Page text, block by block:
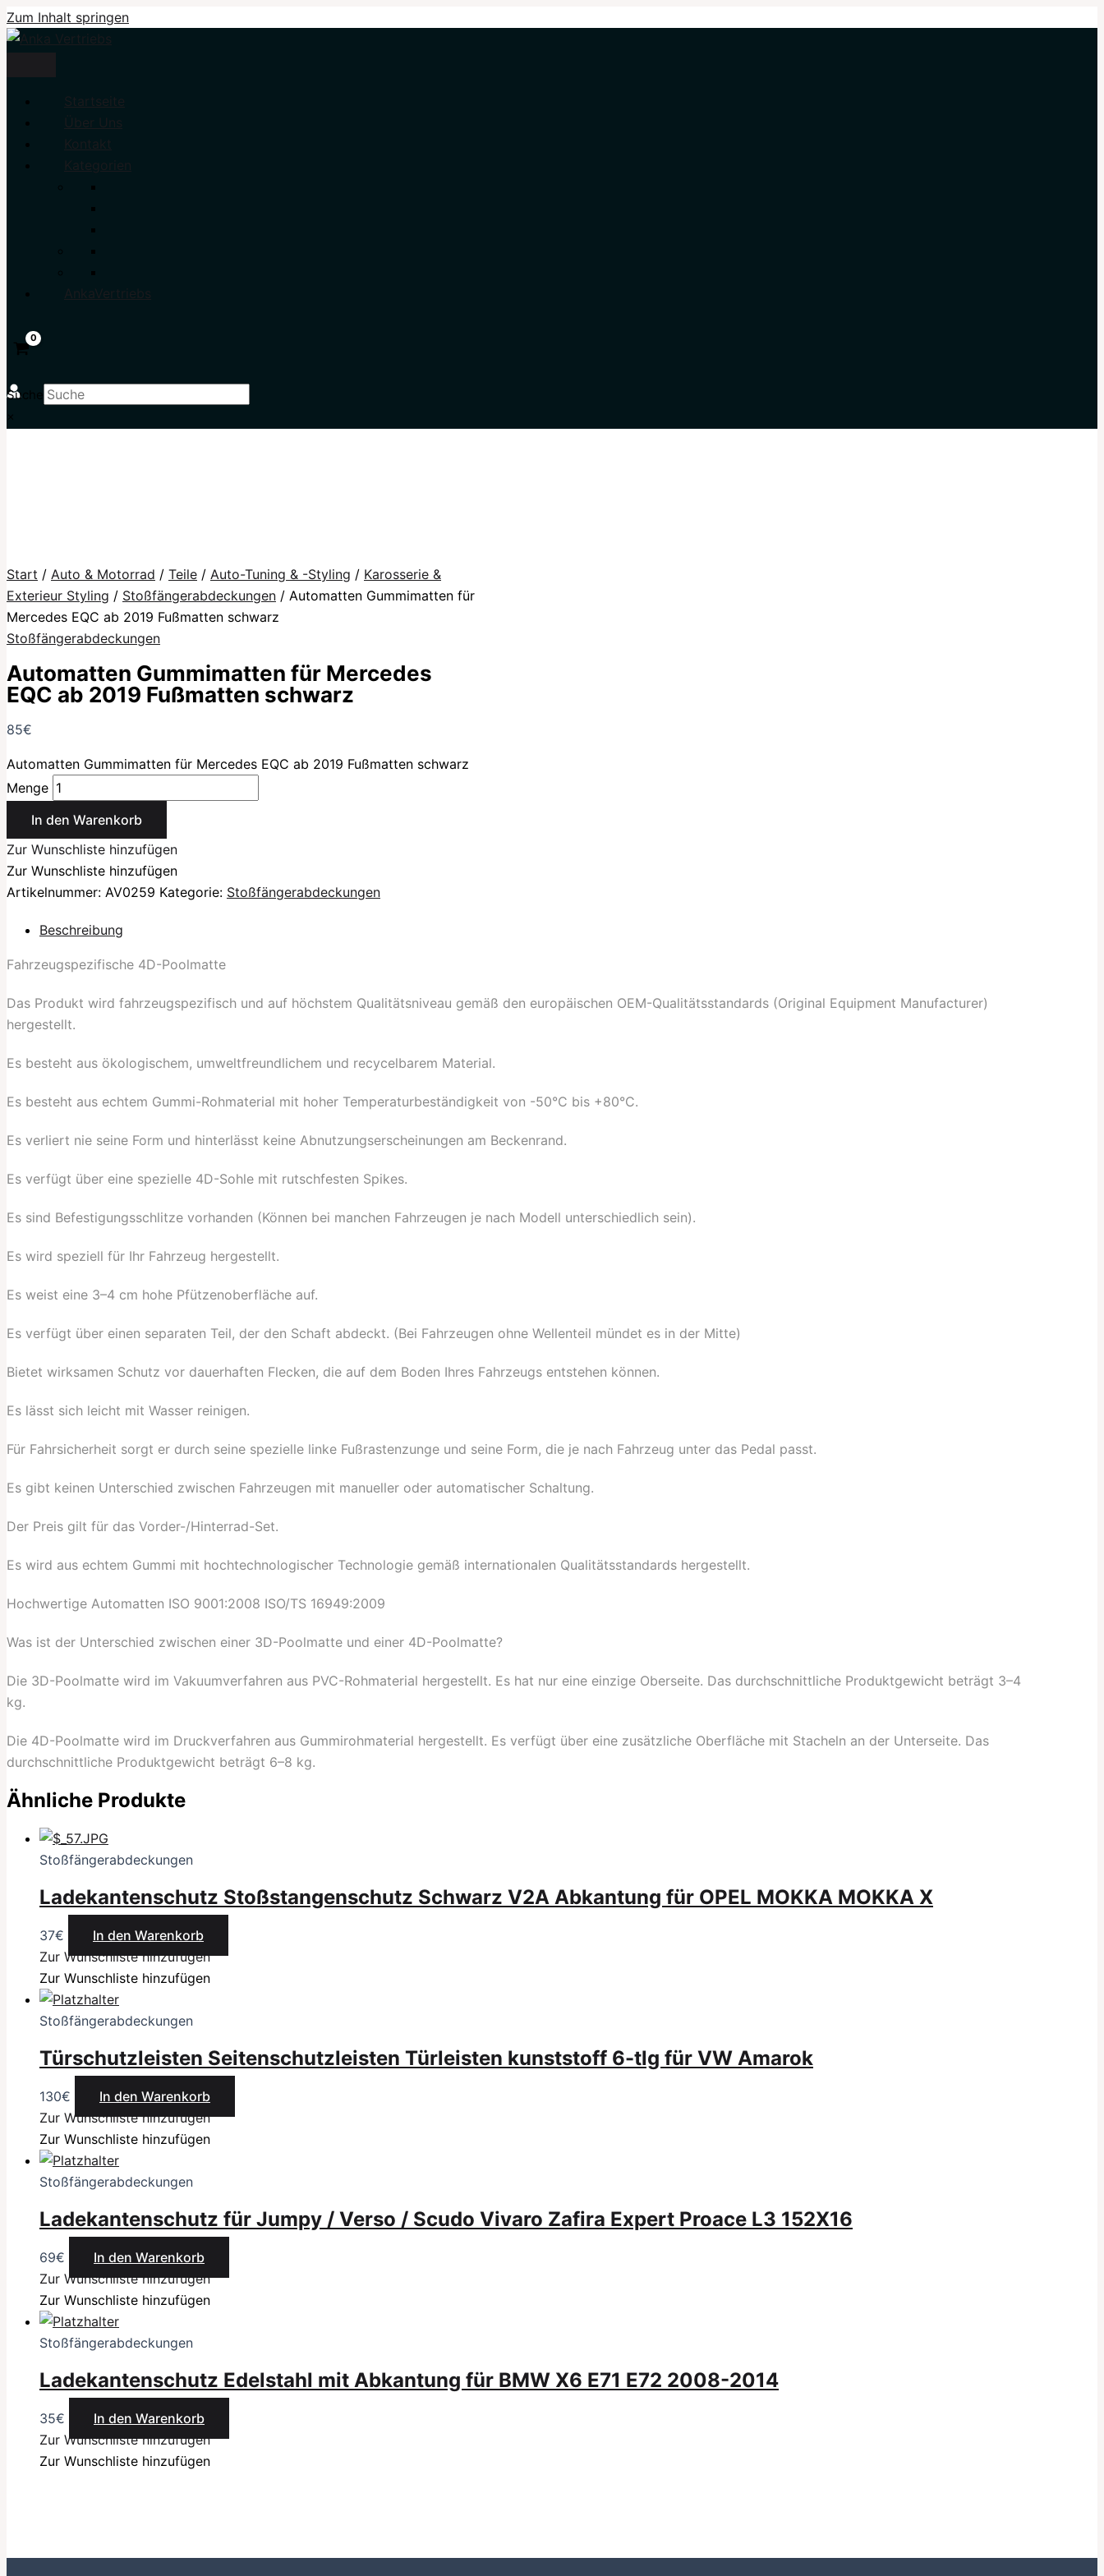
Zum Inhalt springen
Startseite
Über Uns
Kontakt
Kategorien
AnkaVertriebs
Suche
×
Start / Auto & Motorrad / Teile / Auto-Tuning & -Styling / Karosserie &
Exterieur Styling / Stoßfängerabdeckungen / Automatten Gummimatten für
Mercedes EQC ab 2019 Fußmatten schwarz
Stoßfängerabdeckungen
Automatten Gummimatten für Mercedes
EQC ab 2019 Fußmatten schwarz
85€
Automatten Gummimatten für Mercedes EQC ab 2019 Fußmatten schwarz
Menge
In den Warenkorb
Zur Wunschliste hinzufügen
Zur Wunschliste hinzufügen
Artikelnummer: AV0259 Kategorie: Stoßfängerabdeckungen
Beschreibung
Fahrzeugspezifische 4D-Poolmatte
Das Produkt wird fahrzeugspezifisch und auf höchstem Qualitätsniveau gemäß den europäischen OEM-Qualitätsstandards (Original Equipment Manufacturer)
hergestellt.
Es besteht aus ökologischem, umweltfreundlichem und recycelbarem Material.
Es besteht aus echtem Gummi-Rohmaterial mit hoher Temperaturbeständigkeit von -50°C bis +80°C.
Es verliert nie seine Form und hinterlässt keine Abnutzungserscheinungen am Beckenrand.
Es verfügt über eine spezielle 4D-Sohle mit rutschfesten Spikes.
Es sind Befestigungsschlitze vorhanden (Können bei manchen Fahrzeugen je nach Modell unterschiedlich sein).
Es wird speziell für Ihr Fahrzeug hergestellt.
Es weist eine 3–4 cm hohe Pfützenoberfläche auf.
Es verfügt über einen separaten Teil, der den Schaft abdeckt. (Bei Fahrzeugen ohne Wellenteil mündet es in der Mitte)
Bietet wirksamen Schutz vor dauerhaften Flecken, die auf dem Boden Ihres Fahrzeugs entstehen können.
Es lässt sich leicht mit Wasser reinigen.
Für Fahrsicherheit sorgt er durch seine spezielle linke Fußrastenzunge und seine Form, die je nach Fahrzeug unter das Pedal passt.
Es gibt keinen Unterschied zwischen Fahrzeugen mit manueller oder automatischer Schaltung.
Der Preis gilt für das Vorder-/Hinterrad-Set.
Es wird aus echtem Gummi mit hochtechnologischer Technologie gemäß internationalen Qualitätsstandards hergestellt.
Hochwertige Automatten ISO 9001:2008 ISO/TS 16949:2009
Was ist der Unterschied zwischen einer 3D-Poolmatte und einer 4D-Poolmatte?
Die 3D-Poolmatte wird im Vakuumverfahren aus PVC-Rohmaterial hergestellt. Es hat nur eine einzige Oberseite. Das durchschnittliche Produktgewicht beträgt 3–4
kg.
Die 4D-Poolmatte wird im Druckverfahren aus Gummirohmaterial hergestellt. Es verfügt über eine zusätzliche Oberfläche mit Stacheln an der Unterseite. Das
durchschnittliche Produktgewicht beträgt 6–8 kg.
Ähnliche Produkte
Stoßfängerabdeckungen
Ladekantenschutz Stoßstangenschutz Schwarz V2A Abkantung für OPEL MOKKA MOKKA X
37€
In den Warenkorb
Zur Wunschliste hinzufügen
Zur Wunschliste hinzufügen
Stoßfängerabdeckungen
Türschutzleisten Seitenschutzleisten Türleisten kunststoff 6-tlg für VW Amarok
130€
In den Warenkorb
Zur Wunschliste hinzufügen
Zur Wunschliste hinzufügen
Stoßfängerabdeckungen
Ladekantenschutz für Jumpy / Verso / Scudo Vivaro Zafira Expert Proace L3 152X16
69€
In den Warenkorb
Zur Wunschliste hinzufügen
Zur Wunschliste hinzufügen
Stoßfängerabdeckungen
Ladekantenschutz Edelstahl mit Abkantung für BMW X6 E71 E72 2008-2014
35€
In den Warenkorb
Zur Wunschliste hinzufügen
Zur Wunschliste hinzufügen